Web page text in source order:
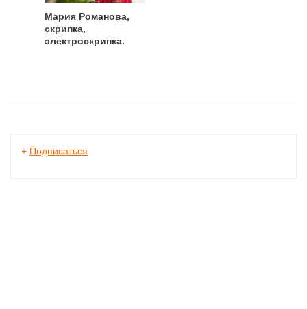
Мария Романова,
скрипка,
электроскрипка.
+ Подписаться